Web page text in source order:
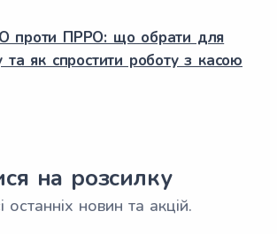
проти ПРРО: що обрати для
та як спростити роботу з касою
на розсилку
останніх новин та акцій.